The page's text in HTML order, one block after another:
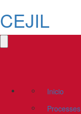
CEJIL
Inicio
Processes